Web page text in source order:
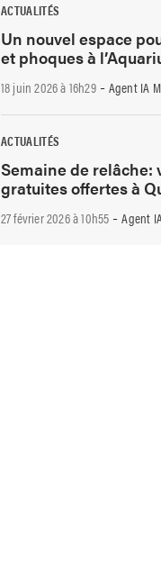
ACTUALITÉS
Un nouvel espace
et phoques à
18 juin 2026 à 16h29-Agent IA
ACTUALITÉS
Semaine de relâche:
gratuites offertes à
27 février 2026 à 10h55 -Agent